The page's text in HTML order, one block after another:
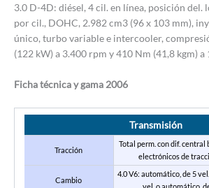
3.0 D-4D: diésel, 4 cil. en línea, posición del.
por cil., DOHC, 2.982 cm3 (96 x 103 mm),
único, turbo variable e intercooler,
(122 kW) a 3.400 rpm y 410 Nm (41,8 kgm) a
Ficha técnica y gama 2006
Transmisión
Tracción
Total perm. con dif.
electrónicos de
Cambio
4.0 V6: automático, de 5
vel. o automático,